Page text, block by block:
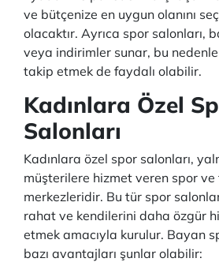
ve bütçenize en uygun olanını
olacaktır. Ayrıca spor salonları,
veya indirimler sunar, bu nedenle
takip etmek de faydalı olabilir.
Kadınlara Özel
Salonları
Kadınlara özel spor salonları,
müşterilere hizmet veren spor ve
merkezleridir. Bu tür spor
rahat ve kendilerini daha özgür
etmek amacıyla kurulur. Bayan
bazı avantajları şunlar olabilir: